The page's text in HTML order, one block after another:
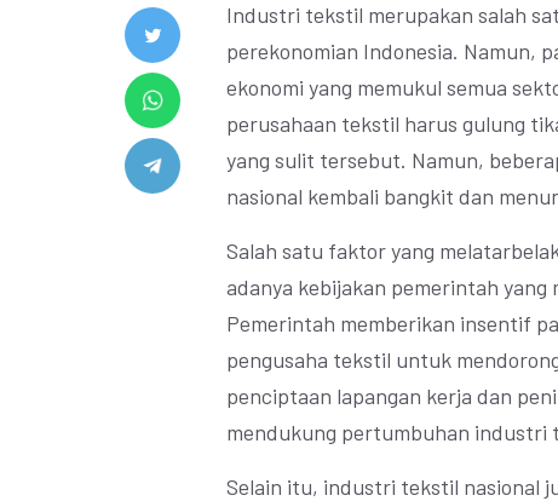
Industri tekstil merupakan salah
perekonomian Indonesia. Namun,
ekonomi yang memukul semua
perusahaan tekstil harus gulung
yang sulit tersebut. Namun,
nasional kembali bangkit dan
Salah satu faktor yang
adanya kebijakan pemerintah
Pemerintah memberikan insentif
pengusaha tekstil untuk
penciptaan lapangan kerja dan
mendukung pertumbuhan industri
Selain itu, industri tekstil nasional